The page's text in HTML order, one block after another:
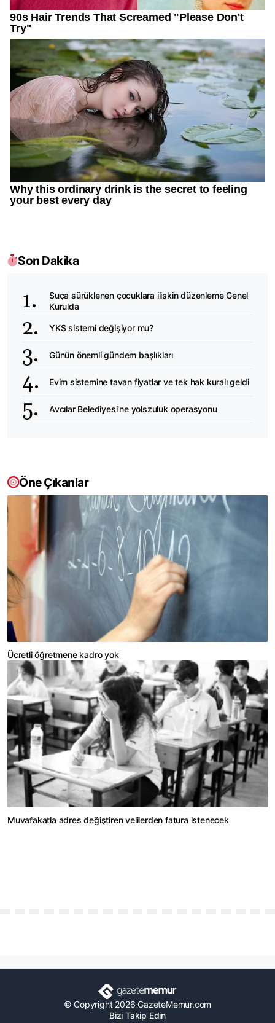
Son Dakika
Suça sürüklenen çocuklara ilişkin düzenleme Genel
Kurulda
YKS sistemi değişiyor mu?
Günün önemli gündem başlıkları
Evim sistemine tavan fiyatlar ve tek hak kuralı geldi
Avcılar Belediyesi'ne yolszuluk operasyonu
Öne Çıkanlar
Ücretli öğretmene kadro yok
Muvafakatla adres değiştiren velilerden fatura istenecek
© Copyright 2026 GazeteMemur.com
Bizi Takip Edin